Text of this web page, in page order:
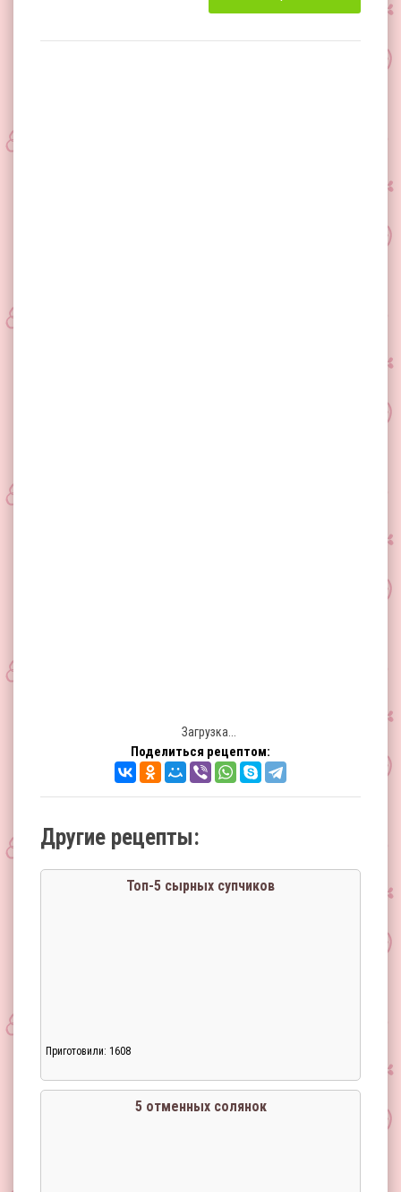
Загрузка...
Поделиться рецептом:
Другие рецепты:
Топ-5 сырных супчиков
Приготовили: 1608
5 отменных солянок